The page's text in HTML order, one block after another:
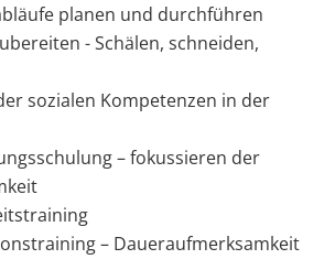
planen und durchführen
- Schälen, schneiden,
sozialen Kompetenzen in der
– fokussieren der
– Daueraufmerksamkeit